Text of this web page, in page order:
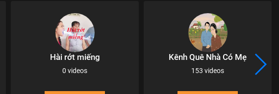
Hài rớt miếng
0 videos
Kênh Quê Nhà Có Mẹ
153 videos